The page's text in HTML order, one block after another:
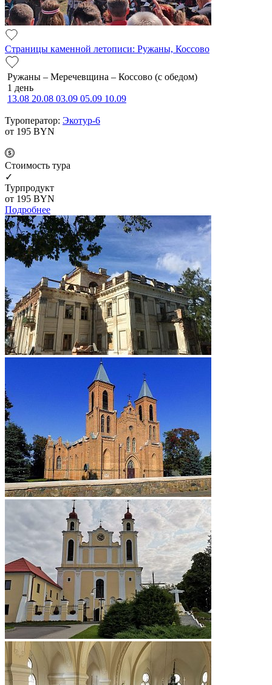
Страницы каменной летописи: Ружаны, Коссово
Ружаны – Меречевщина – Коссово (с обедом)
1 день
13.08 20.08 03.09 05.09 10.09
Туроператор: Экотур-6
от 195 BYN
Cтоимость тура
✓
Турпродукт
от 195 BYN
Подробнее